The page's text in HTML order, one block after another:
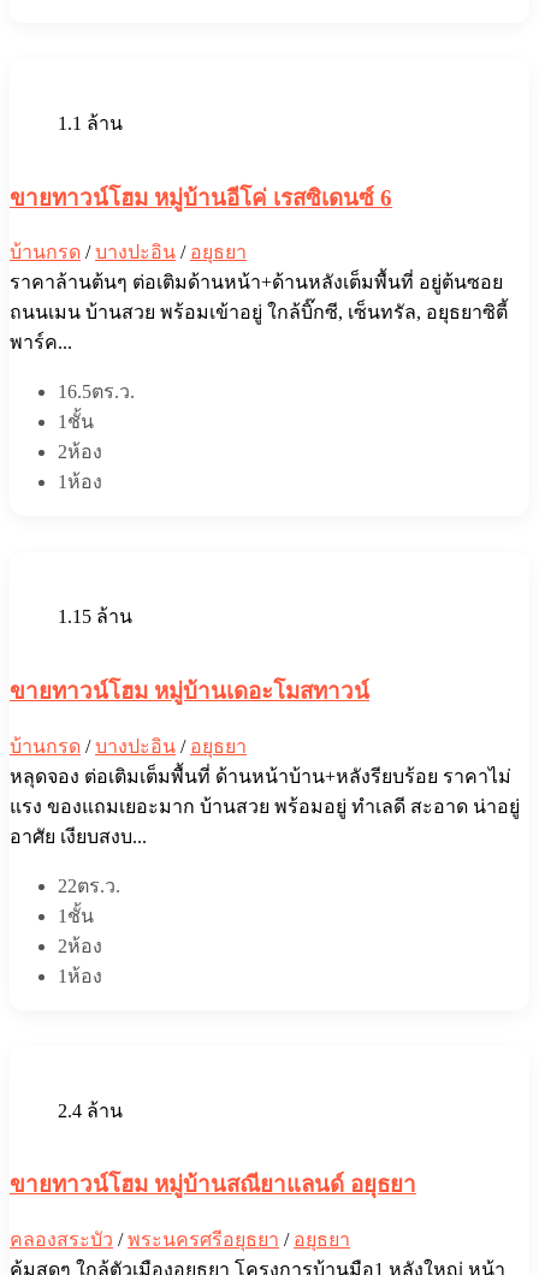
1.1 ล้าน
ขายทาวน์โฮม หมู่บ้านอีโค่ เรสซิเดนซ์ 6
บ้านกรด /บางปะอิน / อยุธยา
ราคาล้านต้นๆ ต่อเติมด้านหน้า+ด้านหลังเต็มพื้นที่ อยู่ต้นซอย
ถนนเมน บ้านสวย พร้อมเข้าอยู่ ใกล้บิ๊กซี, เซ็นทรัล, อยุธยาซิตี้
พาร์ค...
16.5ตร.ว.
1ชั้น
2ห้อง
1ห้อง
1.15 ล้าน
ขายทาวน์โฮม หมู่บ้านเดอะโมสทาวน์
บ้านกรด /บางปะอิน / อยุธยา
หลุดจอง ต่อเติมเต็มพื้นที่ ด้านหน้าบ้าน+หลังรียบร้อย ราคาไม่
แรง ของแถมเยอะมาก บ้านสวย พร้อมอยู่ ทำเลดี สะอาด น่าอยู่
อาศัย เงียบสงบ...
22ตร.ว.
1ชั้น
2ห้อง
1ห้อง
2.4 ล้าน
ขายทาวน์โฮม หมู่บ้านสณียาแลนด์ อยุธยา
คลองสระบัว /พระนครศรีอยุธยา / อยุธยา
คุ้มสุดๆ ใกล้ตัวเมืองอยุธยา โครงการบ้านมือ1 หลังใหญ่ หน้า